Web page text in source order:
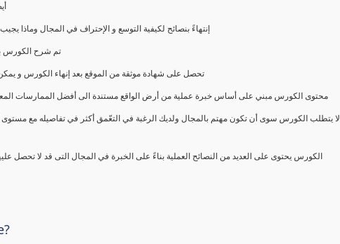
إنتهاءً بنصائح لكيفية التوسع و الإحتراف في المجال وماذا
تم شرح الكورس
تحصل على شهادة موثقة من الموقع بعد إنهاء الكورس و
محتوى الكورس مبني على أساس خبرة عملية من أرض الواقع مستندة الى أفضل الممارسات المعتمدة
لا يتطلب الكورس سوى أن تكون مهتم بالمجال ولديك الرغبة في التعّمق أكثر في تفاصيله مع
الكورس يحتوى على العديد من النصائح العملية بناءً على الخبرة في المجال التى قد لا تحصل